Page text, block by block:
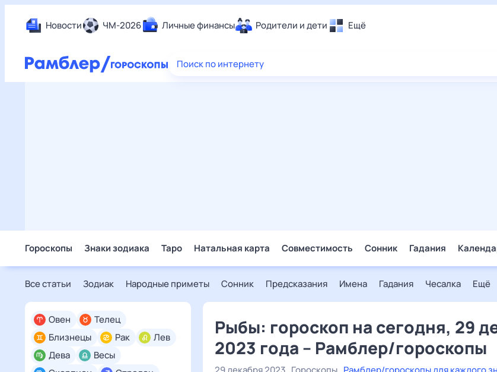
Новости ЧМ-2026 Личные финансы Родители и дети Ещё
Еда
Поиск по интернету
Гороскопы Знаки зодиака Таро Натальная карта Совместимость Сонник Гадания
Все статьи Зодиак Народные приметы Сонник Предсказания Имена Гадания Чесалка Ещё
Овен
Телец
Близнецы
Рак
Лев
Дева
Весы
Рыбы: гороскоп на сегодня, 29
2023 года – Рамблер/гороскопы